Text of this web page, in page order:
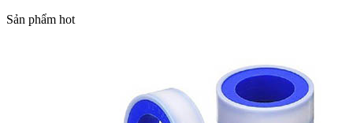
Sản phẩm hot